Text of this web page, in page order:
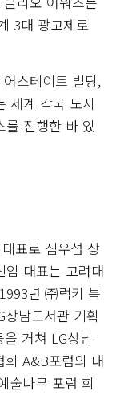
3대 광고제로
어스테이트 빌딩,
세계 각국 도시
진행한 바 있
표로 심우섭 상
임 대표는 고려대
년 ㈜럭키 특
남도서관 기획
을 거쳐 LG상남
회 A&B포럼의 대
술나무 포럼 회